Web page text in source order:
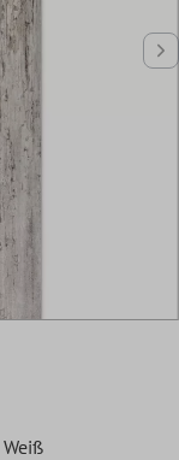
Weiß